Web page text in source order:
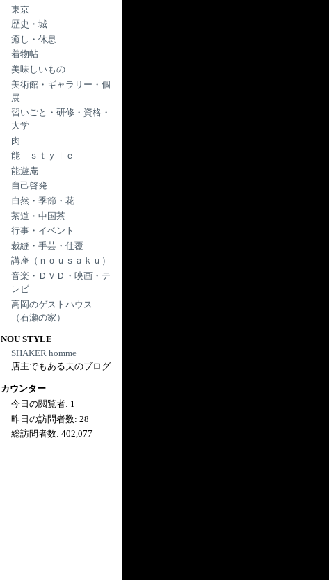
東京
歴史・城
癒し・休息
着物帖
美味しいもの
美術館・ギャラリー・個
展
習いごと・研修・資格・
大学
肉
能 ｓｔｙｌｅ
能遊庵
自己啓発
自然・季節・花
茶道・中国茶
行事・イベント
裁縫・手芸・仕覆
講座（ｎｏｕｓａｋｕ）
音楽・ＤＶＤ・映画・テ
レビ
高岡のゲストハウス
（石瀬の家）
NOU STYLE
SHAKER homme
店主でもある夫のブログ
カウンター
今日の閲覧者: 1
昨日の訪問者数:28
総訪問者数:402,077